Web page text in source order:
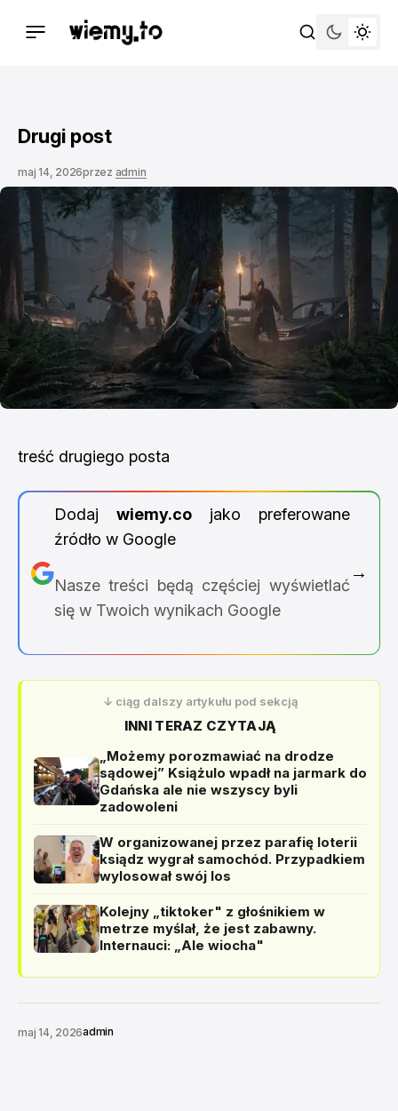
Drugi post
maj 14, 2026przez admin
treść drugiego posta
Dodaj wiemy.cojako preferowane
źródło w Google
Nasze treści będą częściej wyświetlać
się w Twoich wynikach Google
→
↓ ciąg dalszy artykułu pod sekcją
INNI TERAZ CZYTAJĄ
„Możemy porozmawiać na drodze
sądowej” Książulo wpadł na jarmark do
Gdańska ale nie wszyscy byli
zadowoleni
W organizowanej przez parafię loterii
ksiądz wygrał samochód. Przypadkiem
wylosował swój los
Kolejny „tiktoker" z głośnikiem w
metrze myślał, że jest zabawny.
Internauci: „Ale wiocha"
maj 14, 2026admin